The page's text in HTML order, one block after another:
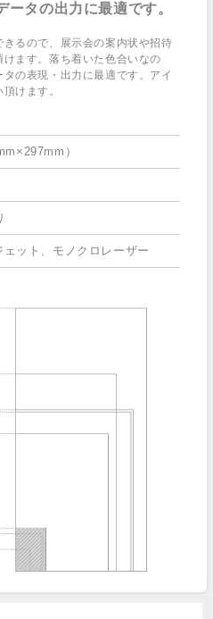
ータの出力に最適です。
るので、展示会の案内状や招待
ます。落ち着いた色合いなの
の表現・出力に最適です。アイ
けます。
）
ェット、モノクロレーザー